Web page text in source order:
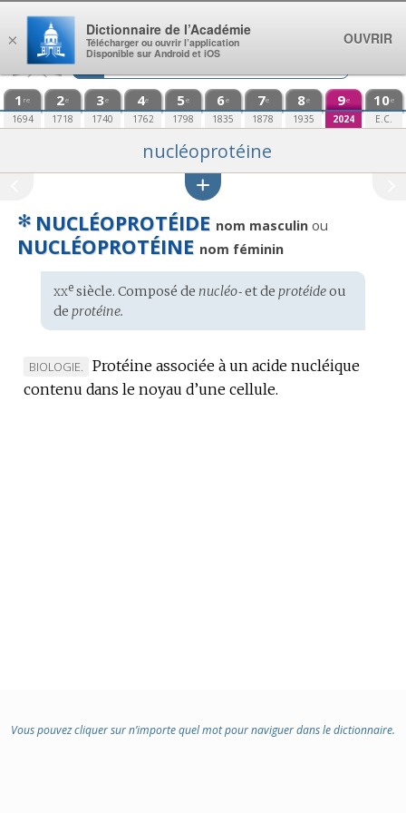
Aller au contenu
1 re
1694
2e
1718
3e
1740
4e
1762
5e
1798
6e
1835
7e
1878
8e
1935
9e
2024
10e
E.C.
nucléoprotéine
✻ NUCLÉOPROTÉIDE nom masculin ou
NUCLÉOPROTÉINE nom féminin
Étymologie
:
xxesiècle. Composé de nucléo‑et de protéideou
de protéine.
MARQUE
DE
BIOLOGIE.
Protéine associée à un acide nucléique
contenu dans le noyau d’une cellule.
Vous pouvez cliquer sur n’importe quel mot pour naviguer dans le dictionnaire.
×
Dictionnaire de l’Académie
Télécharger ou ouvrir l’application
Disponible sur Android et iOS
OUVRIR